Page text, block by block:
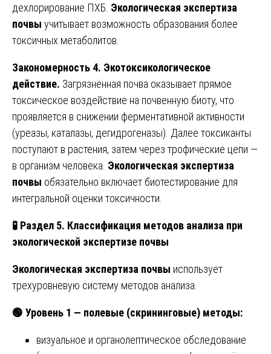
дехлорирование ПХБ. Экологическая экспертиза
почвы учитывает возможность образования более
токсичных метаболитов.
Закономерность 4. Экотоксикологическое
действие. Загрязнённая почва оказывает прямое
токсическое воздействие на почвенную биоту, что
проявляется в снижении ферментативной активности
(уреазы, каталазы, дегидрогеназы). Далее токсиканты
поступают в растения, затем через трофические цепи —
в организм человека. Экологическая экспертиза
почвы обязательно включает биотестирование для
интегральной оценки токсичности.
🧪 Раздел 5. Классификация методов анализа при
экологической экспертизе почвы
Экологическая экспертиза почвы использует
трехуровневую систему методов анализа.
🟢 Уровень 1 — полевые (скрининговые) методы:
визуальное и органолептическое обследование